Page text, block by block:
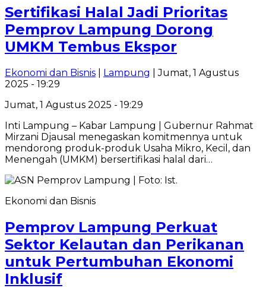
Sertifikasi Halal Jadi Prioritas
Pemprov Lampung Dorong
UMKM Tembus Ekspor
Ekonomi dan Bisnis Lampung
| Jumat, 1 Agustus
2025 - 19:29
Jumat, 1 Agustus 2025 - 19:29
Inti Lampung – Kabar Lampung | Gubernur Rahmat
Mirzani Djausal menegaskan komitmennya untuk
mendorong produk-produk Usaha Mikro, Kecil, dan
Menengah (UMKM) bersertifikasi halal dari…
Ekonomi dan Bisnis
Pemprov Lampung Perkuat
Sektor Kelautan dan Perikanan
untuk Pertumbuhan Ekonomi
Inklusif